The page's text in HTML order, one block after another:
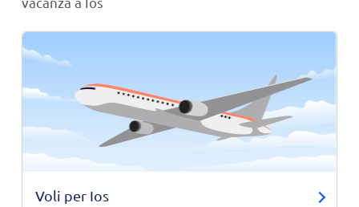
Voli per Ios